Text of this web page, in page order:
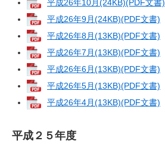
平成26年10月(24KB)(PDF文書)
平成26年9月(24KB)(PDF文書)
平成26年8月(13KB)(PDF文書)
平成26年7月(13KB)(PDF文書)
平成26年6月(13KB)(PDF文書)
平成26年5月(13KB)(PDF文書)
平成26年4月(13KB)(PDF文書)
平成２５年度